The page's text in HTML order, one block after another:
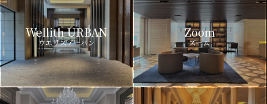
Wellith URBAN
ウエリスアーバン
Zoom
ズーム